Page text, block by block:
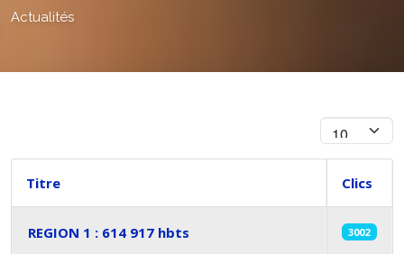
Actualités
Afficher #
Titre Clics
REGION 1 : 614 917 hbts 3002